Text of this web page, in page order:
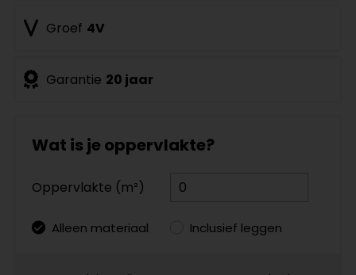
Groef 4V
Garantie 20 jaar
Wat is je oppervlakte?
Oppervlakte (m²)
Alleen materiaal Inclusief leggen